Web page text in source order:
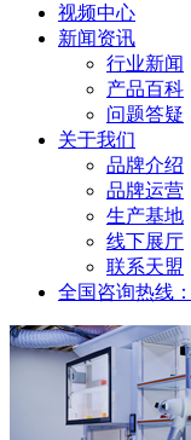
视频中心
新闻资讯
行业新闻
产品百科
问题答疑
关于我们
品牌介绍
品牌运营
生产基地
线下展厅
联系天盟
全国咨询热线：